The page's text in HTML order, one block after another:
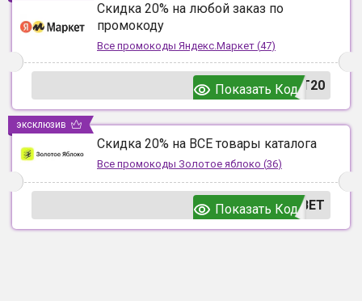
Скидка 20% на любой заказ по
промокоду
Все промокоды Яндекс.Маркет (47)
T20
Показать Код
Скидка 20% на ВСЕ товары каталога
Все промокоды Золотое яблоко (36)
ВЕТ
Показать Код
эксклюзив